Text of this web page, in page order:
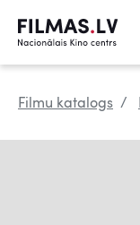
Filmu katalogs